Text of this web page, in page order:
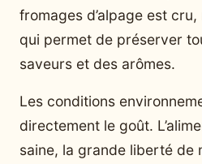
fromages d’alpage est
qui permet de préserver
saveurs et des arômes.
Les conditions
directement le goût.
saine, la grande liberté de